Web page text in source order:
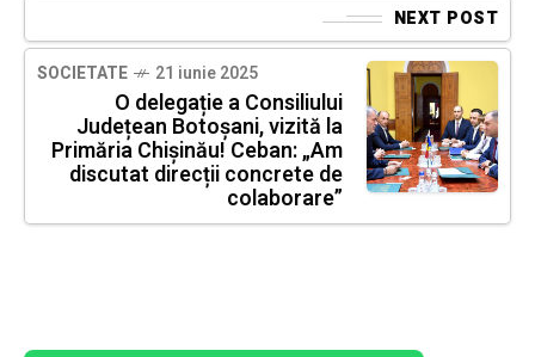
NEXT POST
SOCIETATE 21 iunie 2025
O delegație a Consiliului
Județean Botoșani, vizită la
Primăria Chișinău! Ceban: „Am
discutat direcții concrete de
colaborare”